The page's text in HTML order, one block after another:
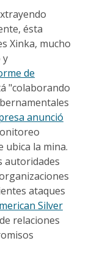
ésta
Xinka, mucho
y
de
"colaborando
anunció
ubica la mina.
autoridades
ataques
Silver
relaciones